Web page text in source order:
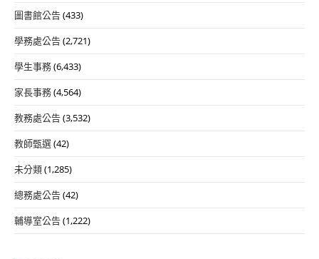
圖書館公告(433)
學務處公告(2,721)
學生事務(6,433)
家長事務(4,564)
教務處公告(3,532)
教師甄選(42)
未分類(1,285)
總務處公告(42)
輔導室公告(1,222)